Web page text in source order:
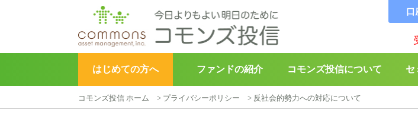
はじめての方へ ファンドの紹介 コモンズ投信について セ
▶︎ こどもトラスト ▶︎ コモンズBABY
口
コモンズ投信 ホーム > プライバシーポリシー > 反社会的勢力への対応について